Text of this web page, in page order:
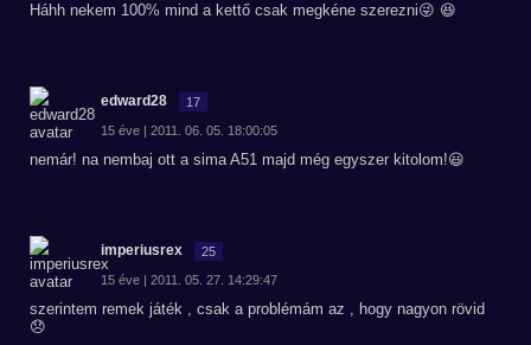
Háhh nekem 100% mind a kettő csak megkéne szerezni😜 😆
edward28 17
15 éve | 2011. 06. 05. 18:00:05
nemár! na nembaj ott a sima A51 majd még egyszer kitolom!😃
imperiusrex 25
15 éve | 2011. 05. 27. 14:29:47
szerintem remek játék , csak a problémám az , hogy nagyon rövid
😞